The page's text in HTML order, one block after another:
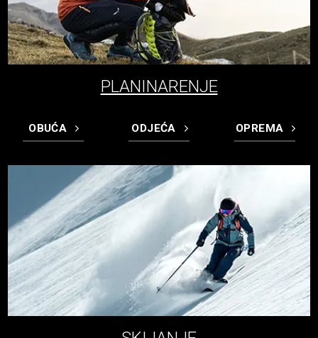
PLANINARENJE
OBUĆA ODJEĆA OPREMA